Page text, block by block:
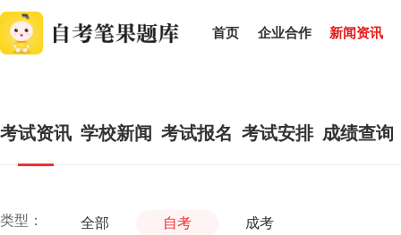
首页 企业合作 新闻资讯
考试资讯 学校新闻 考试报名 考试安排 成绩查询
类型： 全部 自考 成考